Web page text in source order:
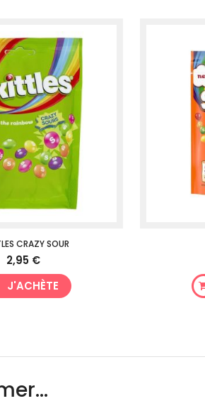
CRAZY SOUR
2,95 €
J'ACHÈTE